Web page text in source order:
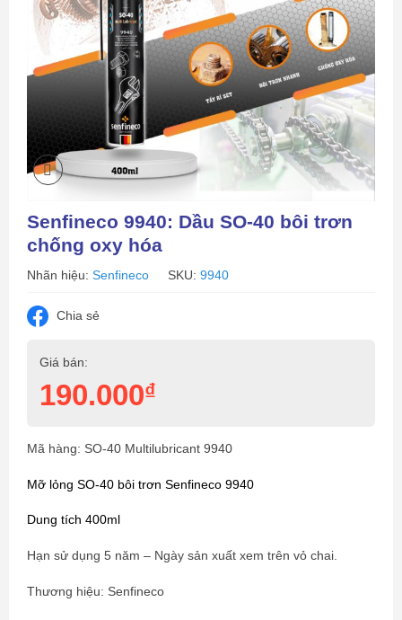
Senfineco 9940: Dầu SO-40 bôi trơn
chống oxy hóa
Nhãn hiệu: Senfineco SKU: 9940
Chia sẻ
Giá bán:
190.000₫
Mã hàng: SO-40 Multilubricant 9940
Mỡ lỏng SO-40 bôi trơn Senfineco 9940
Dung tích 400ml
Hạn sử dụng 5 năm – Ngày sản xuất xem trên vỏ chai.
Thương hiệu: Senfineco